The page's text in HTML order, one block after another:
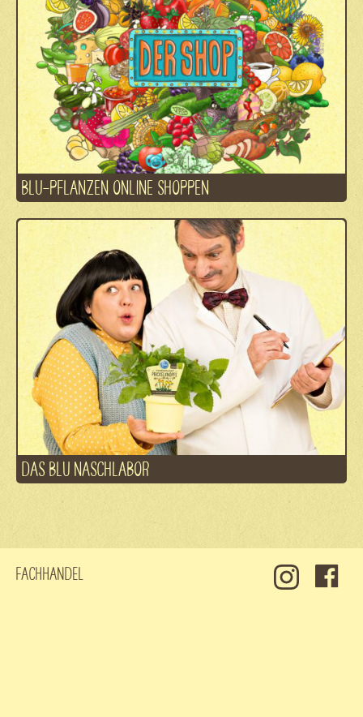
BLU-PFLANZEN ONLINE SHOPPEN
DAS BLU NASCHLABOR
Fachhandel